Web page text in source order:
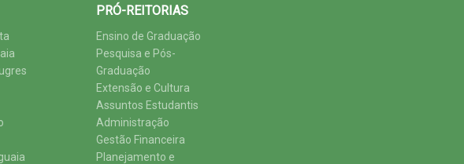
PRÓ-REITORIAS
Ensino de Graduação
Pesquisa e Pós-
Graduação
Extensão e Cultura
Assuntos Estudantis
Administração
Gestão Financeira
Planejamento e